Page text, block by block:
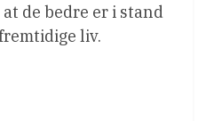
de bedre er i stand
liv.